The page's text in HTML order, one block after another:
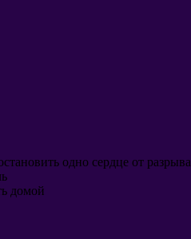
одно сердце от разрыва
домой